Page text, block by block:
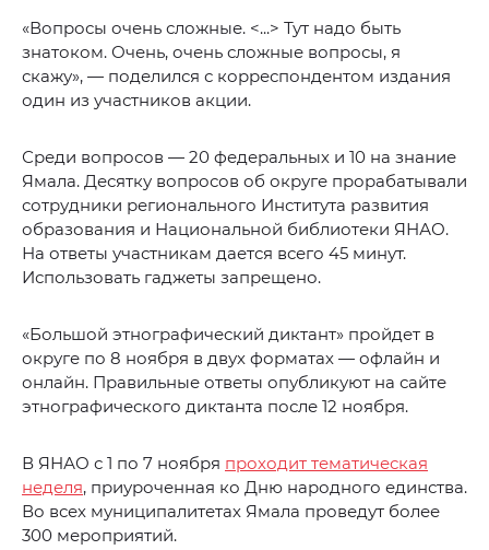
«Вопросы очень сложные. <...> Тут надо быть
знатоком. Очень, очень сложные вопросы, я
скажу», — поделился с корреспондентом издания
один из участников акции.
Среди вопросов — 20 федеральных и 10 на знание
Ямала. Десятку вопросов об округе прорабатывали
сотрудники регионального Института развития
образования и Национальной библиотеки ЯНАО.
На ответы участникам дается всего 45 минут.
Использовать гаджеты запрещено.
«Большой этнографический диктант» пройдет в
округе по 8 ноября в двух форматах — офлайн и
онлайн. Правильные ответы опубликуют на сайте
этнографического диктанта после 12 ноября.
В ЯНАО с 1 по 7 ноября проходит тематическая
неделя, приуроченная ко Дню народного единства.
Во всех муниципалитетах Ямала проведут более
300 мероприятий.